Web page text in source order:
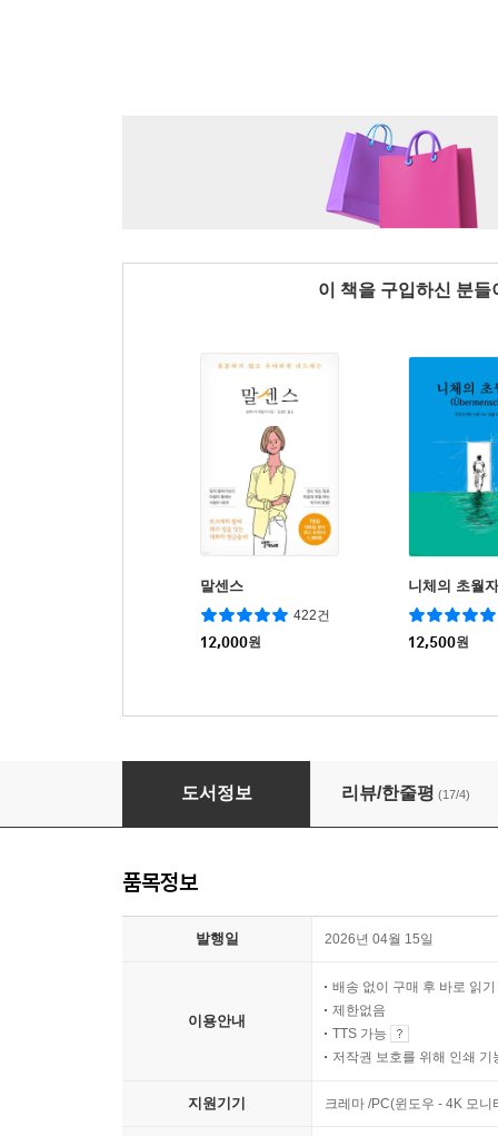
이 책을 구입하신 분
말센스
422건
12,000원
니체의 초월자
12,500원
모든 날들이 행복했으면 좋겠어
도서정보 리뷰/한줄평 (17/4)
품목정보
발행일 2026년 04월 15일
이용안내
배송 없이 구매 후 바로 읽기
제한없음
TTS 가능
저작권 보호를 위해 인쇄 기
지원기기 크레마 /PC(윈도우 - 4K 모